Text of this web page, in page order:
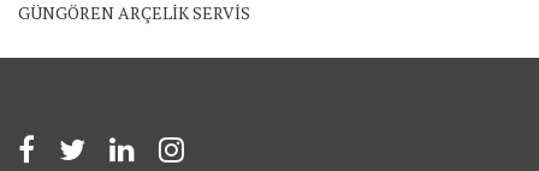
GÜNGÖREN ARÇELİK SERVİS